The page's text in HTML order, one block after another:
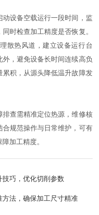
设备空载运行一段时间，监
时检查加工精度是否恢复。
散热风道，建立设备运行台
，避免设备长时间连续高负
积，从源头降低温升故障发
查需精准定位热源，维修核
规范操作与日常维护，可有
加工精度。
巧，优化切削参数
法，确保加工尺寸精准